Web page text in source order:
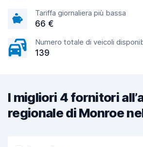
Tariffa giornaliera più bassa
66 €
Numero totale di veicoli
139
I migliori 4 fornitori
regionale di Monroe